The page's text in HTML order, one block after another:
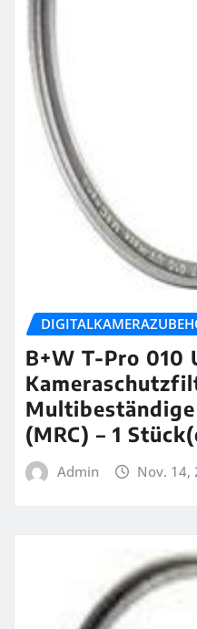
B+W T-Pro 010
(MRC) – 1
Admin Nov. 14,